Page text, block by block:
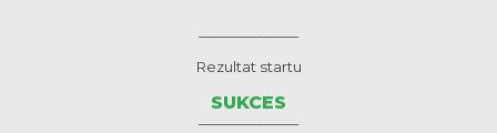
Rezultat startu
SUKCES